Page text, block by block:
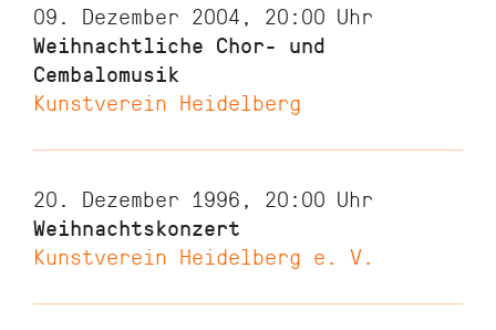
09. Dezember 2004, 20:00 Uhr
Weihnachtliche Chor- und
Cembalomusik
Kunstverein Heidelberg
20. Dezember 1996, 20:00 Uhr
Weihnachtskonzert
Kunstverein Heidelberg e. V.